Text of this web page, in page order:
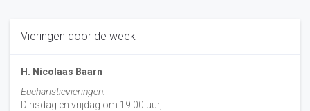
Vieringen door de week
H. Nicolaas Baarn
Eucharistievieringen:
Dinsdag en vrijdag om 19.00 uur,